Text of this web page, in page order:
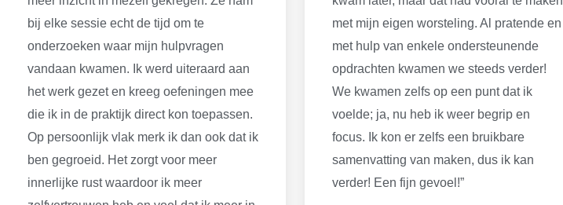
bij elke sessie echt de tijd om te
onderzoeken waar mijn hulpvragen
vandaan kwamen. Ik werd uiteraard aan
het werk gezet en kreeg oefeningen mee
die ik in de praktijk direct kon toepassen.
Op persoonlijk vlak merk ik dan ook dat ik
ben gegroeid. Het zorgt voor meer
innerlijke rust waardoor ik meer
met mijn eigen worsteling. Al pratende en
met hulp van enkele ondersteunende
opdrachten kwamen we steeds verder!
We kwamen zelfs op een punt dat ik
voelde; ja, nu heb ik weer begrip en
focus. Ik kon er zelfs een bruikbare
samenvatting van maken, dus ik kan
verder! Een fijn gevoel!”